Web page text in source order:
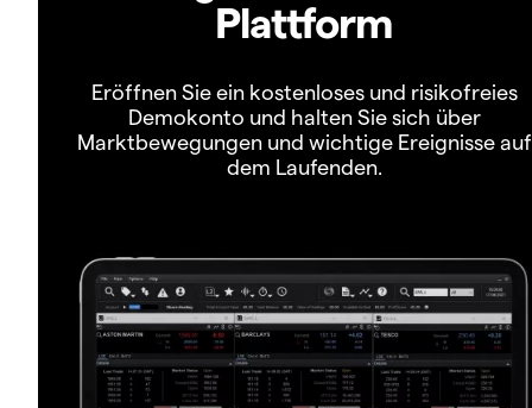
Plattform
Eröffnen Sie ein kostenloses und risikofreies
Demokonto und halten Sie sich über
Marktbewegungen und wichtige Ereignisse auf
dem Laufenden.